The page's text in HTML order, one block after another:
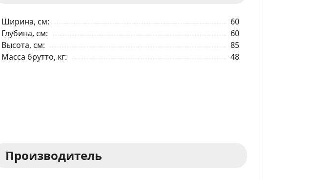
Ширина, см
60
Глубина, см
60
Высота, см
85
Масса брутто, кг
48
Производитель